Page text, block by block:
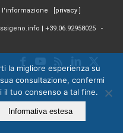
l'informazione [ privacy
| +39.06.92958025 -
la migliore esperienza su
consultazione, confermi
il tuo consenso a tal fine.
Informativa estesa